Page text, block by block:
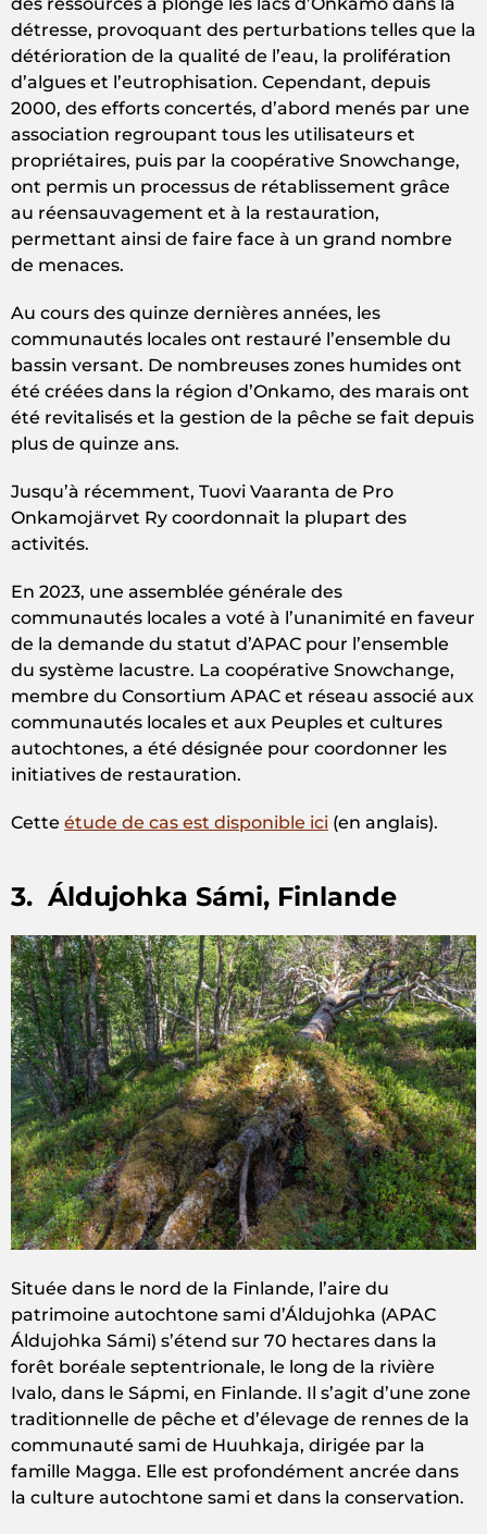
des ressources a plongé les lacs d’Onkamo dans la
détresse, provoquant des perturbations telles que la
détérioration de la qualité de l’eau, la prolifération
d’algues et l’eutrophisation. Cependant, depuis
2000, des efforts concertés, d’abord menés par une
association regroupant tous les utilisateurs et
propriétaires, puis par la coopérative Snowchange,
ont permis un processus de rétablissement grâce
au réensauvagement et à la restauration,
permettant ainsi de faire face à un grand nombre
de menaces.
Au cours des quinze dernières années, les
communautés locales ont restauré l’ensemble du
bassin versant. De nombreuses zones humides ont
été créées dans la région d’Onkamo, des marais ont
été revitalisés et la gestion de la pêche se fait depuis
plus de quinze ans.
Jusqu’à récemment, Tuovi Vaaranta de Pro
Onkamojärvet Ry coordonnait la plupart des
activités.
En 2023, une assemblée générale des
communautés locales a voté à l’unanimité en faveur
de la demande du statut d’APAC pour l’ensemble
du système lacustre. La coopérative Snowchange,
membre du Consortium APAC et réseau associé aux
communautés locales et aux Peuples et cultures
autochtones, a été désignée pour coordonner les
initiatives de restauration.
Cette étude de cas est disponible ici (en anglais).
3. Áldujohka Sámi, Finlande
Située dans le nord de la Finlande, l’aire du
patrimoine autochtone sami d’Áldujohka (APAC
Áldujohka Sámi) s’étend sur 70 hectares dans la
forêt boréale septentrionale, le long de la rivière
Ivalo, dans le Sápmi, en Finlande. Il s’agit d’une zone
traditionnelle de pêche et d’élevage de rennes de la
communauté sami de Huuhkaja, dirigée par la
famille Magga. Elle est profondément ancrée dans
la culture autochtone sami et dans la conservation.